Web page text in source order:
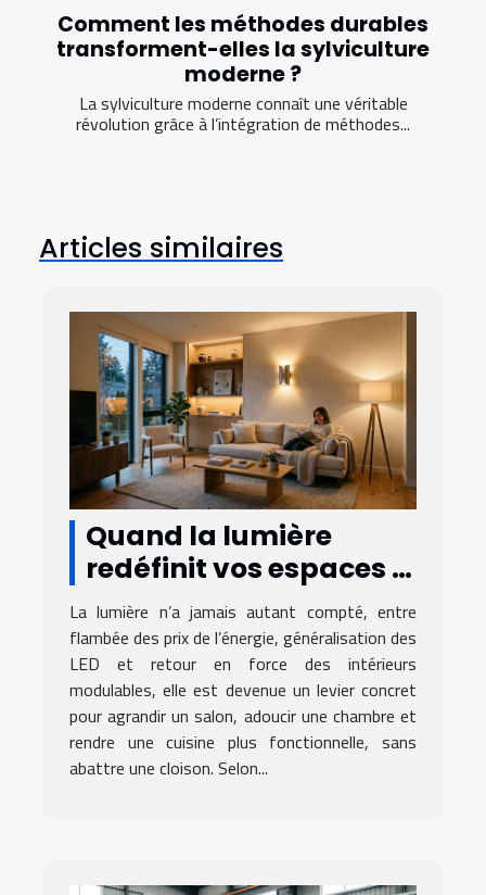
Comment les méthodes durables
transforment-elles la sylviculture
moderne ?
La sylviculture moderne connaît une véritable
révolution grâce à l’intégration de méthodes...
Articles similaires
Quand la lumière
redéfinit vos espaces :
secrets d’une
ambiance réussie
La lumière n’a jamais autant compté, entre
flambée des prix de l’énergie, généralisation des
LED et retour en force des intérieurs
modulables, elle est devenue un levier concret
pour agrandir un salon, adoucir une chambre et
rendre une cuisine plus fonctionnelle, sans
abattre une cloison. Selon...